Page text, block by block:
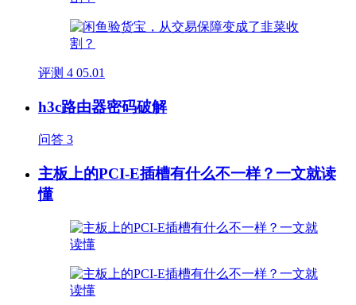
评测 4 05.01
h3c路由器密码破解
问答 3
主板上的PCI-E插槽有什么不一样？一文就读
懂